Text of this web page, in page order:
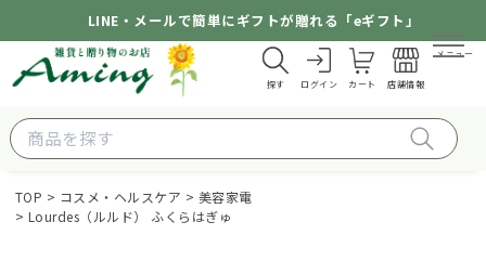
LINE・メールで簡単にギフトが贈れる「eギフト」
探す ログイン カート 店舗情報
メニュー
TOP コスメ・ヘルスケア
美容家電
Lourdes（ルルド） ふくらはぎゅ